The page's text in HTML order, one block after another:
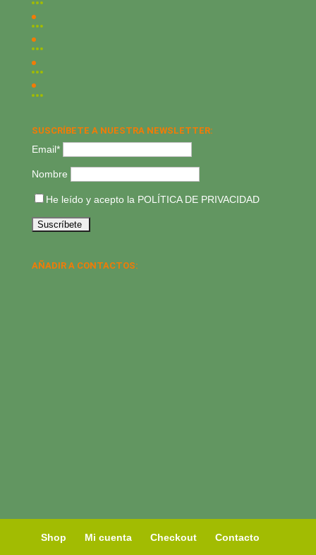
SUSCRÍBETE A NUESTRA NEWSLETTER:
Email*
Nombre
He leído y acepto la POLÍTICA DE PRIVACIDAD
AÑADIR A CONTACTOS:
Shop Mi cuenta Checkout Contacto